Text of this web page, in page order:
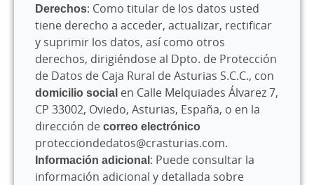
Derechos: Como titular de los datos usted
tiene derecho a acceder, actualizar, rectificar
y suprimir los datos, así como otros
derechos, dirigiéndose al Dpto. de Protección
de Datos de Caja Rural de Asturias S.C.C., con
domicilio social en Calle Melquiades Álvarez 7,
CP 33002, Oviedo, Asturias, España, o en la
dirección decorreo electrónico
protecciondedatos@crasturias.com.
Información adicional: Puede consultar la
información adicional y detallada sobre